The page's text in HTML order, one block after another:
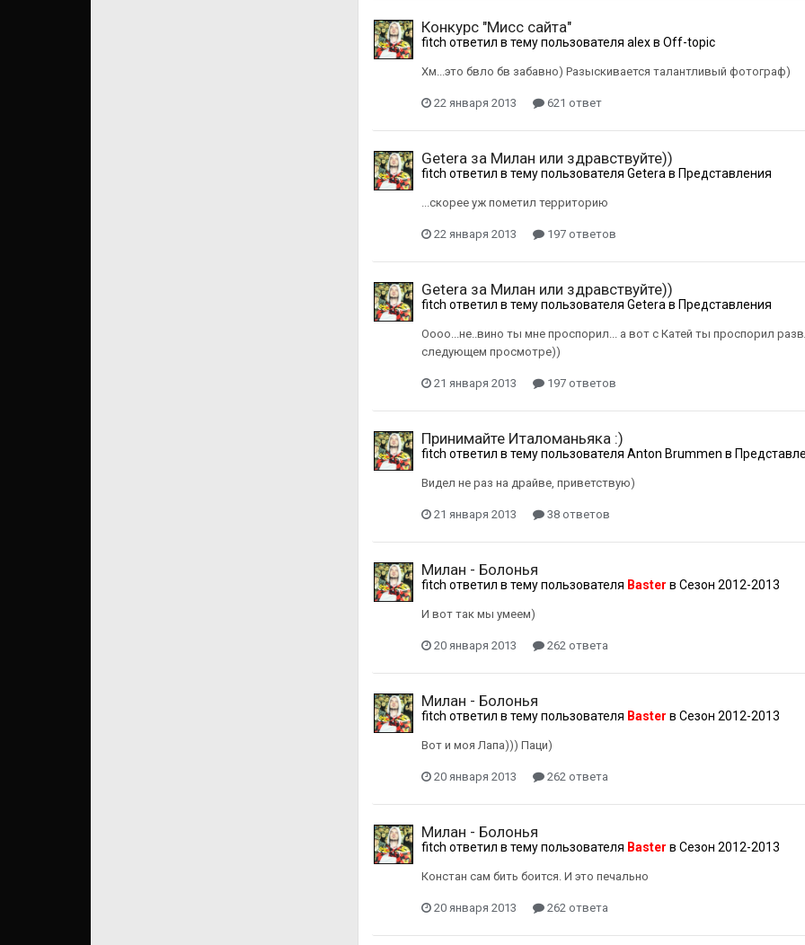
Конкурс "Мисс сайта"
fitch ответил в тему пользователя alexв Off-topic
Хм...это бвло бв забавно) Разыскивается талантливый фотограф)
22 января 2013 621 ответ
Getera за Милан или здравствуйте))
fitch ответил в тему пользователя Getera в Представления
...скорее уж пометил территорию
22 января 2013 197 ответов
Getera за Милан или здравствуйте))
fitch ответил в тему пользователя Getera в Представления
Оооо...не..вино ты мне проспорил... а вот с Катей ты проспорил
следующем просмотре))
21 января 2013 197 ответов
Принимайте Италоманьяка :)
fitch ответил в тему пользователя Anton Brummen в
Видел не раз на драйве, приветствую)
21 января 2013 38 ответов
Милан - Болонья
fitch ответил в тему пользователя Baster в Сезон 2012-2013
И вот так мы умеем)
20 января 2013 262 ответа
Милан - Болонья
fitch ответил в тему пользователя Baster в Сезон 2012-2013
Вот и моя Лапа))) Паци)
20 января 2013 262 ответа
Милан - Болонья
fitch ответил в тему пользователя Baster в Сезон 2012-2013
Констан сам бить боится. И это печально
20 января 2013 262 ответа